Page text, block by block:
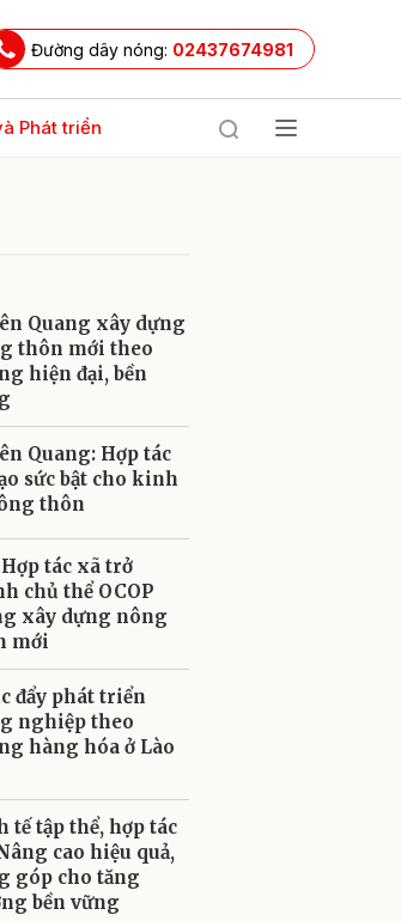
Đường dây nóng: 02437674981
Phát triển
Quang xây dựng
thôn mới theo
hiện đại, bền
Quang: Hợp tác
sức bật cho kinh
thôn
tác xã trở
chủ thể OCOP
xây dựng nông
mới
đẩy phát triển
nghiệp theo
hàng hóa ở Lào
tế tập thể, hợp tác
cao hiệu quả,
góp cho tăng
bền vững